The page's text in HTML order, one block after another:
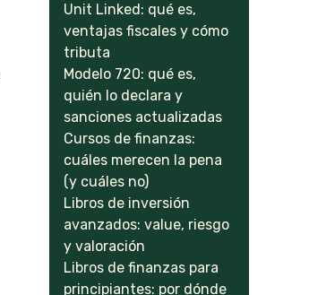
Unit Linked: qué es,
ventajas fiscales y cómo
tributa
Modelo 720: qué es,
quién lo declara y
sanciones actualizadas
Cursos de finanzas:
cuáles merecen la pena
(y cuáles no)
Libros de inversión
avanzados: value, riesgo
y valoración
Libros de finanzas para
principiantes: por dónde